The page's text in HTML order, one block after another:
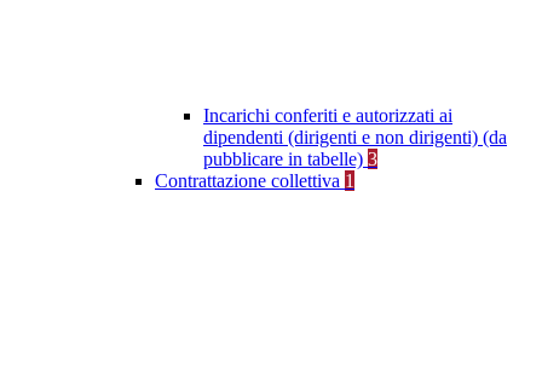
Incarichi conferiti e autorizzati ai
dipendenti (dirigenti e non dirigenti) (da
pubblicare in tabelle) 3
Contrattazione collettiva 1